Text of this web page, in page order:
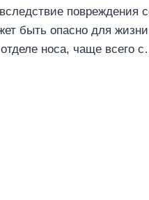
повреждения
быть опасно для
носа, чаще всего